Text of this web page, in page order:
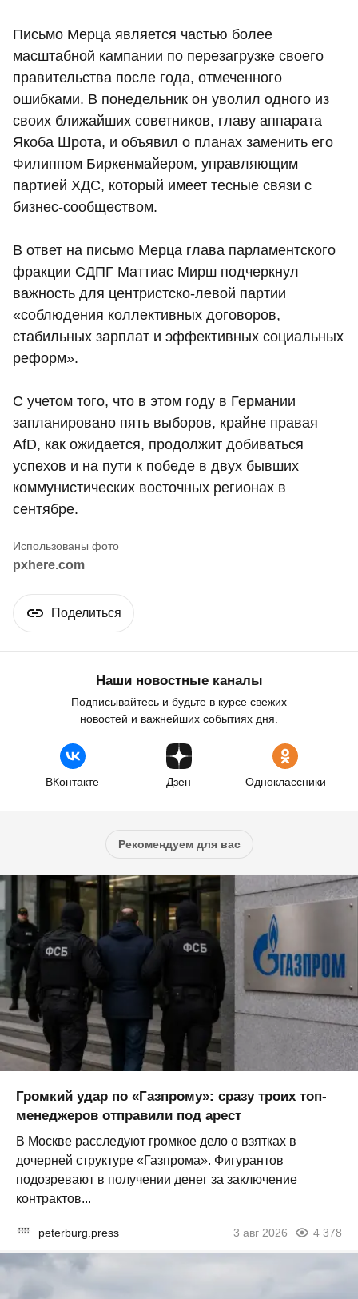
Письмо Мерца является частью более
масштабной кампании по перезагрузке своего
правительства после года, отмеченного
ошибками. В понедельник он уволил одного из
своих ближайших советников, главу аппарата
Якоба Шрота, и объявил о планах заменить его
Филиппом Биркенмайером, управляющим
партией ХДС, который имеет тесные связи с
бизнес-сообществом.
В ответ на письмо Мерца глава парламентского
фракции СДПГ Маттиас Мирш подчеркнул
важность для центристско-левой партии
«соблюдения коллективных договоров,
стабильных зарплат и эффективных социальных
реформ».
С учетом того, что в этом году в Германии
запланировано пять выборов, крайне правая
AfD, как ожидается, продолжит добиваться
успехов и на пути к победе в двух бывших
коммунистических восточных регионах в
сентябре.
pxhere.com
Поделиться
Наши новостные каналы
Подписывайтесь и будьте в курсе свежих
новостей и важнейших событиях дня.
ВКонтакте Дзен Одноклассники
Рекомендуем для вас
Громкий удар по «Газпрому»: сразу троих топ-
менеджеров отправили под арест
В Москве расследуют громкое дело о взятках в
дочерней структуре «Газпрома». Фигурантов
подозревают в получении денег за заключение
контрактов...
peterburg.press 3 авг 2026 4 378